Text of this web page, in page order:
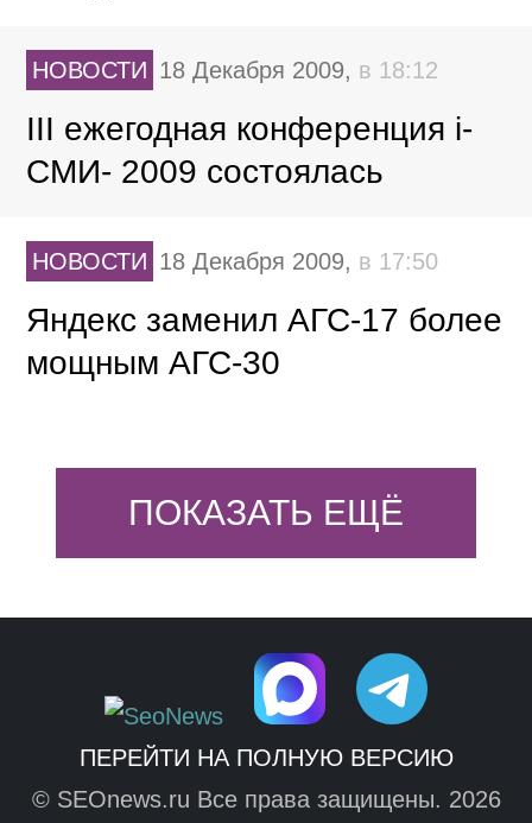
НОВОСТИ 18 Декабря 2009, в 18:12
III ежегодная конференция i-
СМИ- 2009 состоялась
НОВОСТИ 18 Декабря 2009, в 17:50
Яндекс заменил АГС-17 более
мощным АГС-30
ПОКАЗАТЬ ЕЩЁ
ПЕРЕЙТИ НА ПОЛНУЮ ВЕРСИЮ
© SEOnews.ru Все права защищены. 2026